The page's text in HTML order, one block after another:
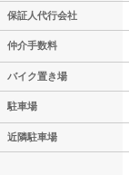
保証人代行会社
仲介手数料
バイク置き場
駐車場
近隣駐車場